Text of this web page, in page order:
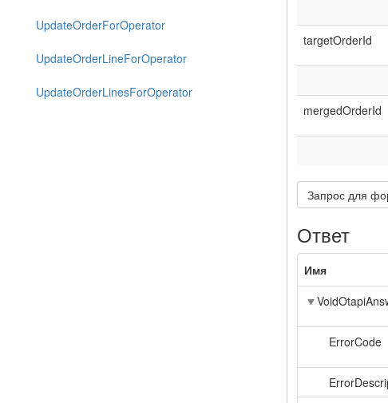
UpdateOrderForOperator
UpdateOrderLineForOperator
UpdateOrderLinesForOperator
targetOrderId
mergedOrderId
Запрос для
Ответ
Имя
ErrorCode